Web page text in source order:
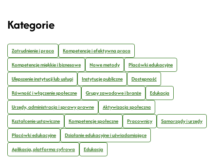
Kategorie
Zatrudnienie i praca
Kompetencje i efektywna praca
Kompetencje miękkie i biznesowe
Nowe metody
Placówki edukacyjne
Ulepszenie instytucji lub usługi
Instytucje publiczne
Dostępność
Równość i włączenie społeczne
Grupy zawodowe i branże
Edukacja
Urzędy, administracja i sprawy prawne
Aktywizacja społeczna
Kształcenie ustawiczne
Kompetencje społeczne Pracownicy
Samorządy i urzędy
Placówki edukacyjne
Działanie edukacyjne i uświadamiające
Aplikacja, platforma cyfrowa
Edukacja